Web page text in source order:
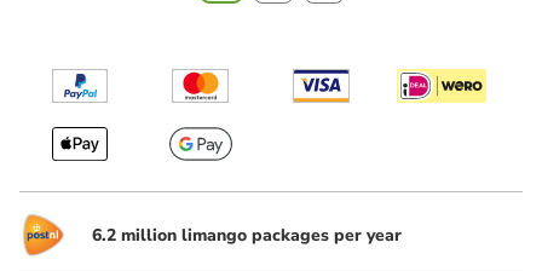
6.2 million limango packages per year